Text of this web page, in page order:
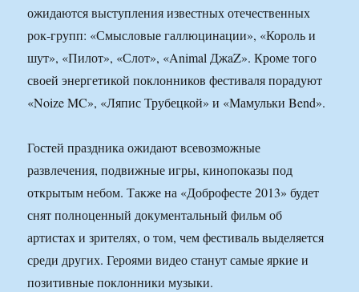
ожидаются выступления известных отечественных
рок-групп: «Смысловые галлюцинации», «Король и
шут», «Пилот», «Слот», «Animal ДжaZ». Кроме того
своей энергетикой поклонников фестиваля порадуют
«Noize MC», «Ляпис Трубецкой» и «Мамульки Bend».
Гостей праздника ожидают всевозможные
развлечения, подвижные игры, кинопоказы под
открытым небом. Также на «Доброфесте 2013» будет
снят полноценный документальный фильм об
артистах и зрителях, о том, чем фестиваль выделяется
среди других. Героями видео станут самые яркие и
позитивные поклонники музыки.